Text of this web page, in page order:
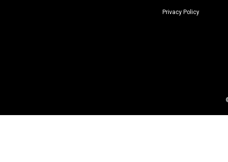
Privacy Policy